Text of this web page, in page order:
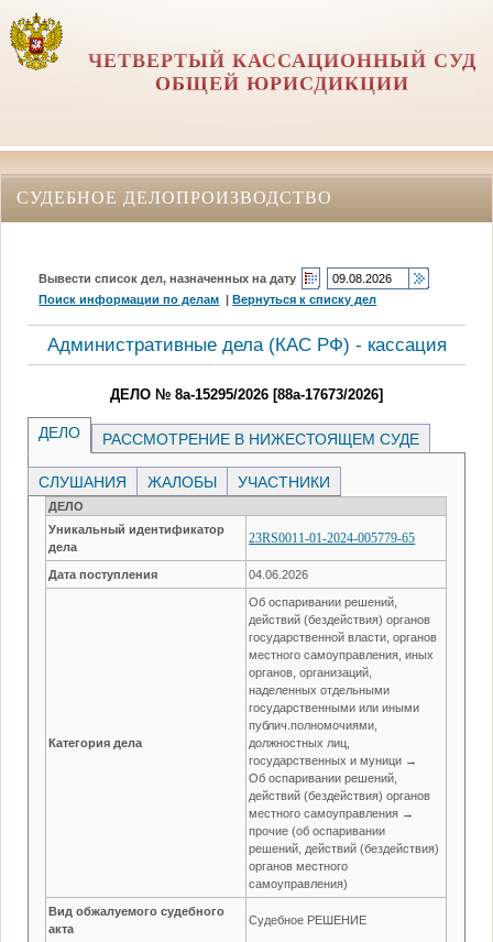
ЧЕТВЕРТЫЙ КАССАЦИОННЫЙ СУД
ОБЩЕЙ ЮРИСДИКЦИИ
СУДЕБНОЕ ДЕЛОПРОИЗВОДСТВО
Вывести список дел, назначенных на дату
Поиск информации по делам |Вернуться к списку дел
Административные дела (КАC РФ) - кассация
ДЕЛО № 8а-15295/2026 [88а-17673/2026]
ДЕЛО РАССМОТРЕНИЕ В НИЖЕСТОЯЩЕМ СУДЕ
СЛУШАНИЯ ЖАЛОБЫ УЧАСТНИКИ
ДЕЛО
Уникальный идентификатор
дела
23RS0011-01-2024-005779-65
Дата поступления 04.06.2026
Категория дела
Об оспаривании решений,
действий (бездействия) органов
государственной власти, органов
местного самоуправления, иных
органов, организаций,
наделенных отдельными
государственными или иными
публич.полномочиями,
должностных лиц,
государственных и муници →
Об оспаривании решений,
действий (бездействия) органов
местного самоуправления →
прочие (об оспаривании
решений, действий (бездействия)
органов местного
самоуправления)
Вид обжалуемого судебного
акта
Судебное РЕШЕНИЕ